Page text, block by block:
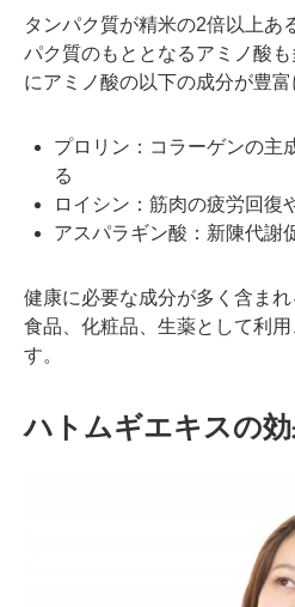
タンパク質が精米の2倍以上あ
パク質のもととなるアミノ酸
にアミノ酸の以下の成分が豊富
プロリン：コラーゲンの主
る
ロイシン：筋肉の疲労回復
アスパラギン酸：新陳代謝
健康に必要な成分が多く含ま
食品、化粧品、生薬として利
す。
ハトムギエキスの